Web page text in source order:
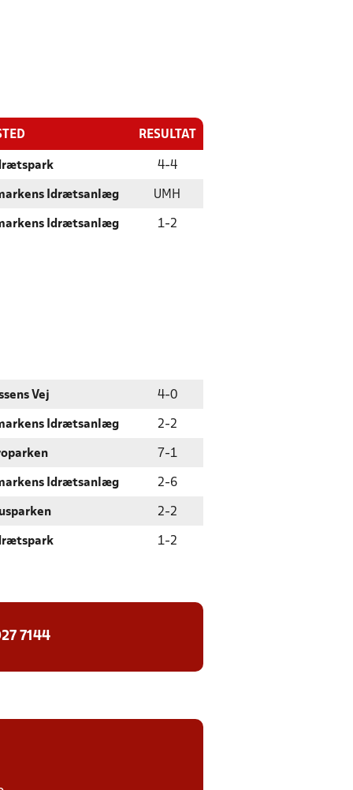
RESULTAT
4-4
Idrætsanlæg UMH
Idrætsanlæg 1-2
Vej 4-0
Idrætsanlæg 2-2
7 -1
Idrætsanlæg 2-6
2-2
1-2
7144